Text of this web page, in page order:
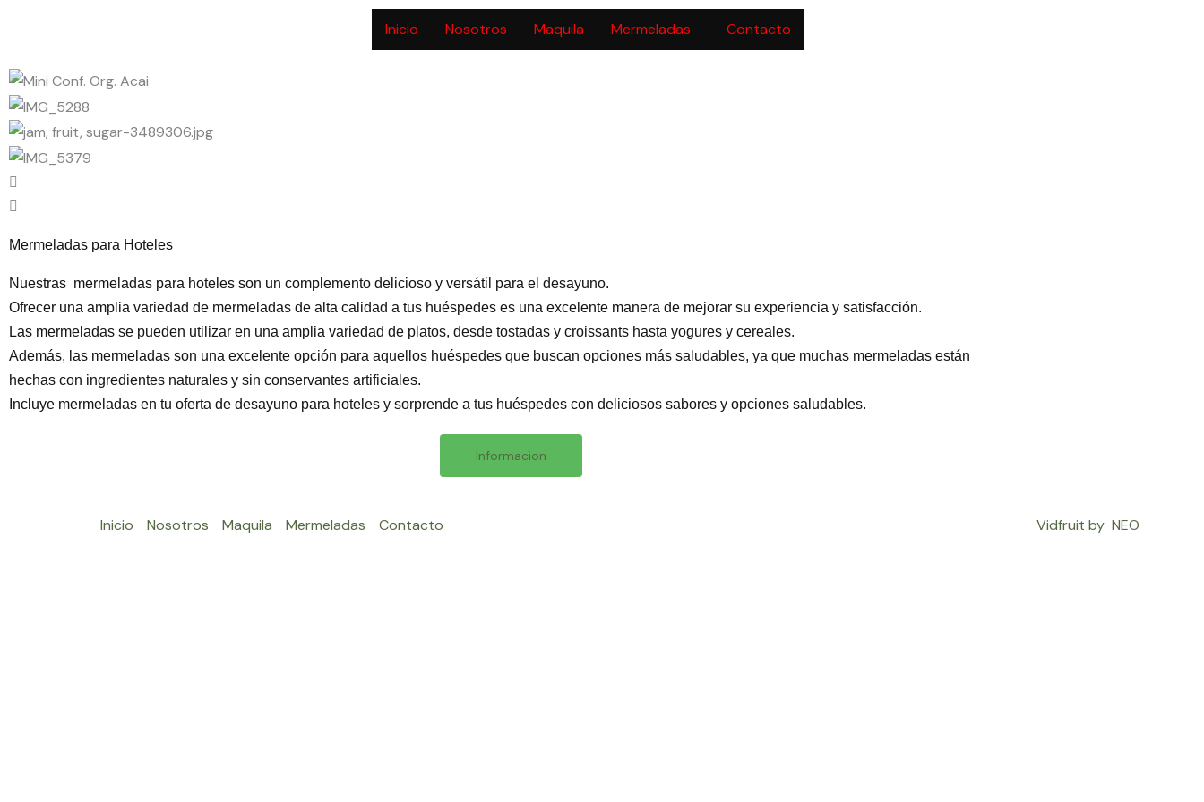
Inicio Nosotros Maquila Mermeladas Contacto
Mermeladas para Hoteles
Nuestras mermeladas para hoteles son un complemento delicioso y versátil para el desayuno.
Ofrecer una amplia variedad de mermeladas de alta calidad a tus huéspedes es una excelente manera de mejorar su experiencia y satisfacción.
Las mermeladas se pueden utilizar en una amplia variedad de platos, desde tostadas y croissants hasta yogures y cereales.
Además, las mermeladas son una excelente opción para aquellos huéspedes que buscan opciones más saludables, ya que muchas mermeladas están
hechas con ingredientes naturales y sin conservantes artificiales.
Incluye mermeladas en tu oferta de desayuno para hoteles y sorprende a tus huéspedes con deliciosos sabores y opciones saludables.
Informacion
Inicio Nosotros Maquila Mermeladas Contacto Vidfruit by NEO